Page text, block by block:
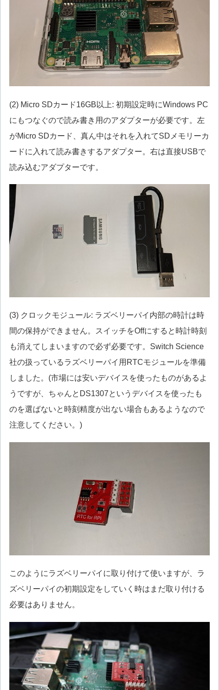
(2) Micro SDカード16GB以上: 初期設定時にWindows PC
にもつなぐので読み書き用のアダプターが必要です。左
がMicro SDカード、真ん中はそれを入れてSDメモリーカ
ードに入れて読み書きするアダプター。右は直接USBで
読み込むアダプターです。
(3) クロックモジュール: ラズベリーパイ内部の時計は時
間の保持ができません。スイッチをOffにすると時計時刻
も消えてしまいますので必ず必要です。Switch Science
社の扱っているラズベリーパイ用RTCモジュールを準備
しました。(市場には安いデバイスを使ったものがあるよ
うですが、ちゃんとDS1307というデバイスを使ったも
のを選ばないと時刻精度が出ない場合もあるようなので
注意してください。)
このようにラズベリーパイに取り付けて使いますが、ラ
ズベリーパイの初期設定をしていく時はまだ取り付ける
必要はありません。